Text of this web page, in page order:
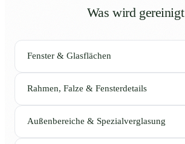
Was wird gereinigt
Fenster & Glasflächen
Rahmen, Falze & Fensterdetails
Außenbereiche & Spezialverglasung